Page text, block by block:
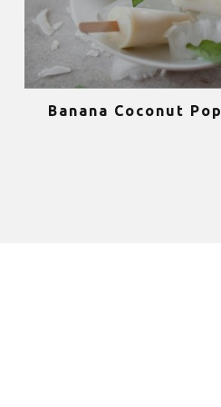
Banana Coconut